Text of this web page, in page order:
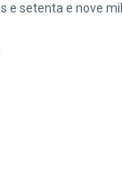
e setenta e nove mil